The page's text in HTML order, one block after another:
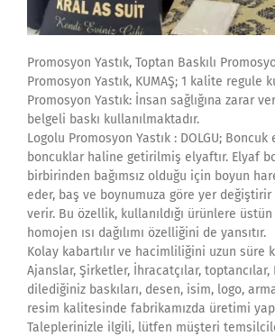
Promosyon Yastık, Toptan Baskılı
Promosyon Yastık, KUMAŞ; 1 kalite regule
Promosyon Yastık: İnsan sağlığına zarar
belgeli baskı kullanılmaktadır.
Logolu Promosyon Yastık : DOLGU;
boncuklar haline getirilmiş elyaftır. Elyaf
birbirinden bağımsız olduğu için boyun
eder, baş ve boynumuza göre yer
verir. Bu özellik, kullanıldığı ürünlere
homojen ısı dağılımı özelliğini de yansıtır.
Kolay kabartılır ve hacimliliğini uzun süre
Ajanslar, Şirketler, İhracatçılar,
dilediğiniz baskıları, desen, isim, logo,
resim kalitesinde fabrikamızda üretimi
Taleplerinizle ilgili, lütfen müşteri